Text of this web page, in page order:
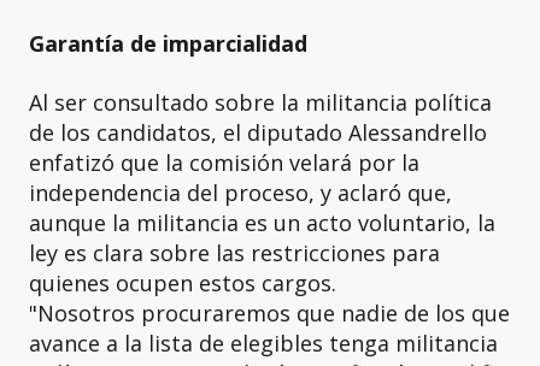
Garantía de imparcialidad
Al ser consultado sobre la militancia política
de los candidatos, el diputado Alessandrello
enfatizó que la comisión velará por la
independencia del proceso, y aclaró que,
aunque la militancia es un acto voluntario, la
ley es clara sobre las restricciones para
quienes ocupen estos cargos.
"Nosotros procuraremos que nadie de los que
avance a la lista de elegibles tenga militancia